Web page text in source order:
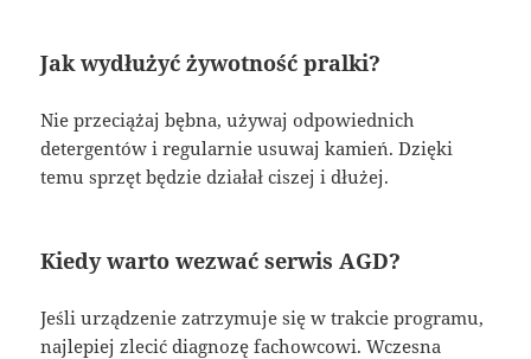
Jak wydłużyć żywotność pralki?
Nie przeciążaj bębna, używaj odpowiednich
detergentów i regularnie usuwaj kamień. Dzięki
temu sprzęt będzie działał ciszej i dłużej.
Kiedy warto wezwać serwis AGD?
Jeśli urządzenie zatrzymuje się w trakcie programu,
najlepiej zlecić diagnozę fachowcowi. Wczesna